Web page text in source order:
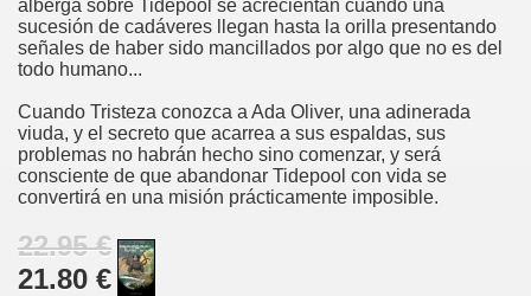
alberga sobre Tidepool se acrecientan cuando una
sucesión de cadáveres llegan hasta la orilla presentando
señales de haber sido mancillados por algo que no es del
todo humano...
Cuando Tristeza conozca a Ada Oliver, una adinerada
viuda, y el secreto que acarrea a sus espaldas, sus
problemas no habrán hecho sino comenzar, y será
consciente de que abandonar Tidepool con vida se
convertirá en una misión prácticamente imposible.
22.95 €
21.80 €